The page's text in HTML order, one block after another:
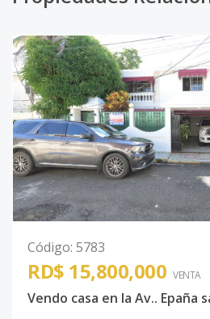
Código: 5783
RD$ 15,800,000 VENTA
Vendo casa en la Av.. Epaña